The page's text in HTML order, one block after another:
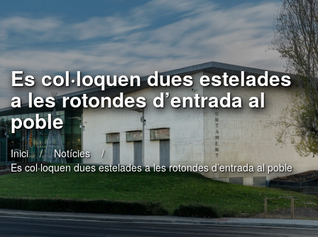
​Es col·loquen dues estelades
a les rotondes d’entrada al
poble
Inici
Notícies
​Es col·loquen dues estelades a les rotondes d’entrada al poble